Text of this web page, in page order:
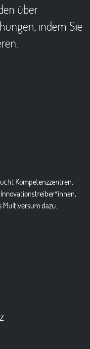
über
indem Sie
Kompetenzzentren,
dazu.